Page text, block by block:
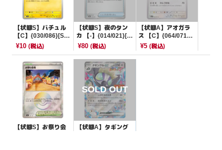
【状態S】バチュル
【C】{030/086}[SV1
1W]
¥10 (税込)
【状態S】夜のタン
カ 【-】{014/021}[M
BD]
¥80(税込)
【状態A】アオガラ
ス 【C】{064/071}
[SV2P]
¥5 (税込)
【状態S】お祭り会
【状態A】タギング